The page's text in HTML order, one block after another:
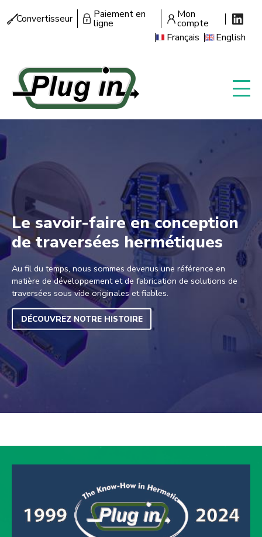
auMenu
Convertisseur Paiement en
ligne
Mon
compte
Français
English
Le savoir-faire en conception
de traversées hermétiques
Au fil du temps, nous sommes devenus une référence en
matière de développement et de fabrication de solutions de
traversées sous vide originales et fiables.
DÉCOUVREZ NOTRE HISTOIRE